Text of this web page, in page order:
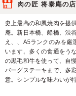
肉の匠 将泰庵の
史上最高の和風焼肉を提
庵。新日本橋、船橋、渋
え、、A5ランクのみを厳
います。多くの食通をう
の黒毛和牛を使って、自
バーグステーキまで、多
意。シンプルな味わいが特